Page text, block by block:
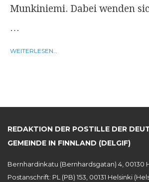
Munkiniemi. Dabei wenden
…
WEITERLESEN…
REDAKTION DER POSTILLE DER
GEMEINDE IN FINNLAND (DELGIF)
Bernhardinkatu (Bernhardsgatan) 4, 00130
Postanschrift: PL (PB) 153, 00131 Helsinki